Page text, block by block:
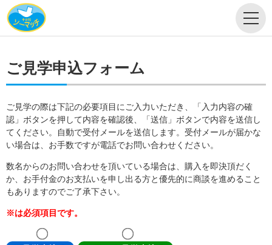
ご見学申込フォーム
ご見学の際は下記の必要項目にご入力いただき、「入力内容の確
認」ボタンを押して内容を確認後、「送信」ボタンで内容を送信し
てください。自動で受付メールを送信します。受付メールが届かな
い場合は、お手数ですが電話でお問い合わせください。
数名からのお問い合わせを頂いている場合は、購入を即決頂だく
か、お手付金のお支払いを申し出る方と優先的に商談を進めること
もありますのでご了承下さい。
※は必須項目です。